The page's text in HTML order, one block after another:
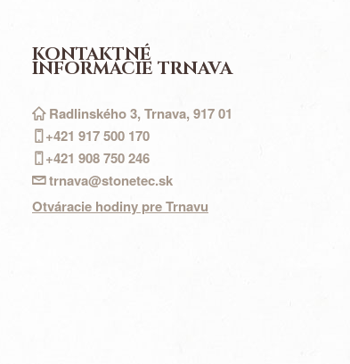
KONTAKTNÉ
INFORMÁCIE TRNAVA
Radlinského 3, Trnava, 917 01
+421 917500 170
+421 908 750 246
trnava@stonetec.sk
Otváracie hodiny pre Trnavu